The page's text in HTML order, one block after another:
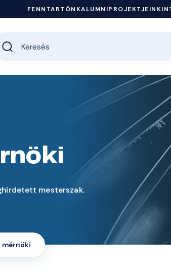
FENNTARTÓNKALUMNIPROJEKTJEINK
mesterszak.
mérnöki